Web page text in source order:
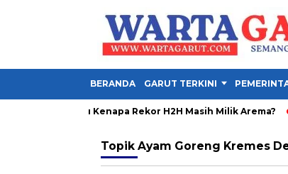
BERANDA GARUT TERKINI
3-1, Lalu Kenapa Rekor H2H Masih Milik Arema?
Topik Ayam Goreng Kremes